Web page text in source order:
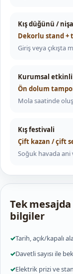
Kış düğünü /
Dekorlu stand +
Giriş veya
Kurumsal
Ön dolum
Mola saatinde
Kış festivali
Çift kazan / çift
Soğuk havada ani
Tek
bilgiler
✓Tarih, açık/kapalı
✓Davetli sayısı ile
✓Elektrik prizi ve